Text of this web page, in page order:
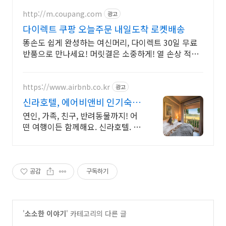
http://m.coupang.com 광고
다이렉트 쿠팡 오늘주문 내일도착 로켓배송
똥손도 쉽게 완성하는 여신머리, 다이렉트 30일 무료
반품으로 만나세요! 머릿결은 소중하게! 열 손상 적은
https://www.airbnb.co.kr 광고
신라호텔, 에어비앤비 인기숙소
지금 둘러보기
연인, 가족, 친구, 반려동물까지! 어
떤 여행이든 함께해요. 신라호텔. 전
공감 구독하기
'소소한 이야기' 카테고리의 다른 글